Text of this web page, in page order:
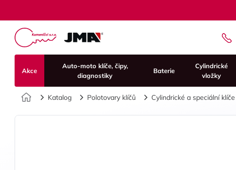
Akce
Auto-moto klíče, čipy,
diagnostiky
Baterie
Cylindrické
vložky
Úvod
Katalog Polotovary klíčů Cylindrické a speciální klíče